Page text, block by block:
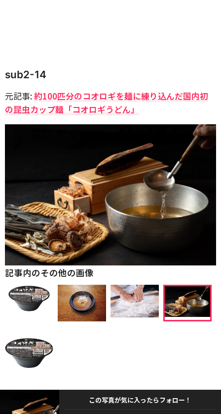
sub2-14
元記事:約100匹分のコオロギを麺に練り込んだ国内初
の昆虫カップ麺「コオロギうどん」
記事内のその他の画像
この写真が気に入ったらフォロー！